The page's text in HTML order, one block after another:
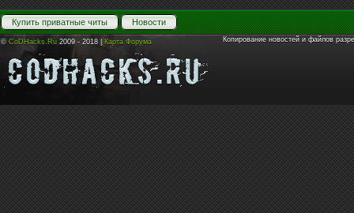
Купить приватные читы Новости
© CoDHacks.Ru 2009 - 2018 | Карта Форума Копирование новостей и файлов